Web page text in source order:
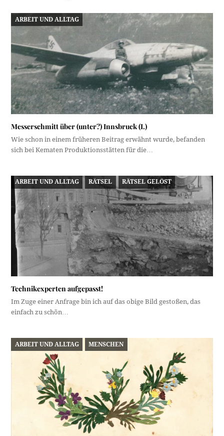
ARBEIT UND ALLTAG
Messerschmitt über (unter?) Innsbruck (I.)
Wie schon in einem früheren Beitrag erwähnt wurde, befanden
sich bei Kematen Produktionsstätten für die…
ARBEIT UND ALLTAG RÄTSEL RÄTSEL GELÖST
Technikexperten aufgepasst!
Im Zuge einer Anfrage bin ich auf das obige Bild gestoßen, das
einfach zu schön…
ARBEIT UND ALLTAG MENSCHEN